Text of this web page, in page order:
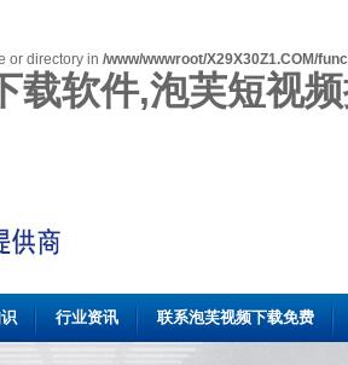
or directory in /www/wwwroot/X29X30Z1.COM/
载软件,泡芙短视
行业资讯 联系泡芙视频下载免费